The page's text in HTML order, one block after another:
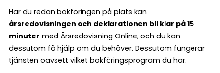
Har du redan bokföringen på plats kan
årsredovisningen och deklarationen bli klar på 15
minuter med Årsredovisning Online, och du kan
dessutom få hjälp om du behöver. Dessutom fungerar
tjänsten oavsett vilket bokföringsprogram du har.